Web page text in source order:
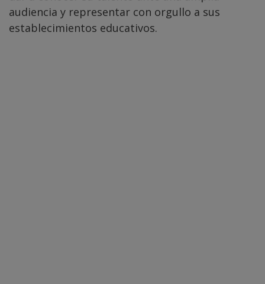
audiencia y representar con orgullo a sus
establecimientos educativos.